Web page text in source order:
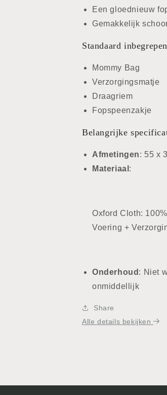
Een gloednieuw
Gemakkelijk
Standaard inbegrepen
Mommy Bag
Verzorgingsmatje
Draagriem
Fopspeenzakje
Belangrijke
Afmetingen: 55 x
Materiaal :
Oxford Cloth:
Voering +
Onderhoud : Niet
onmiddellijk
Share
Alle details bekijken